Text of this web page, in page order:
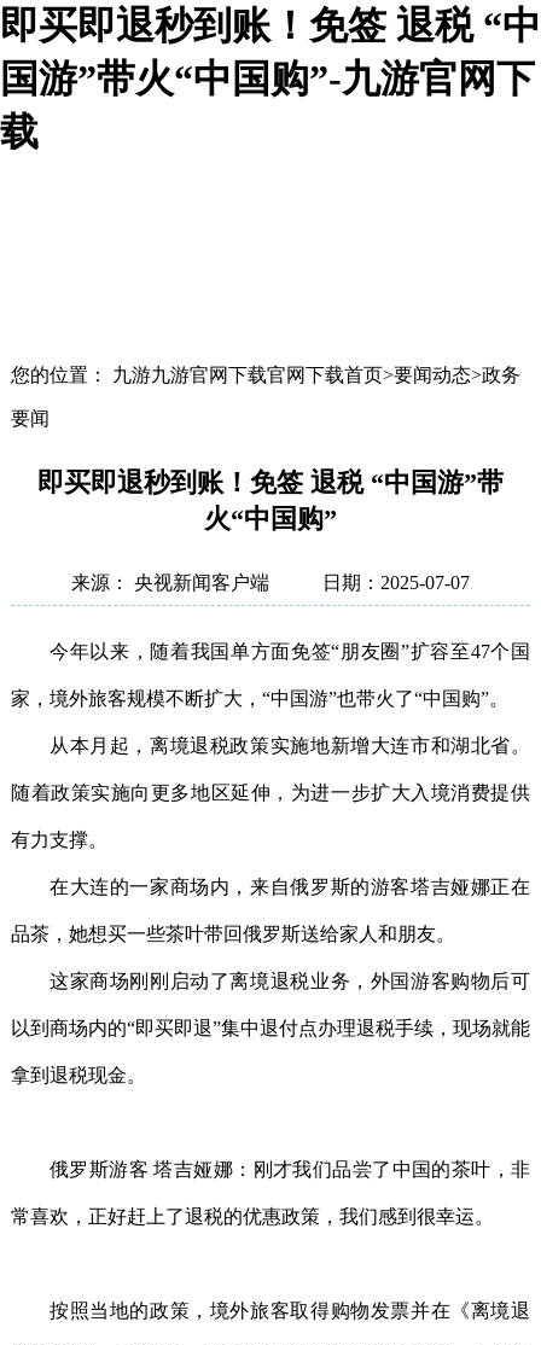
即买即退秒到账！免签 退税 “中
国游”带火“中国购”-九游官网下
载
您的位置： 九游九游官网下载官网下载首页>要闻动态>政务
要闻
即买即退秒到账！免签 退税 “中国游”带
火“中国购”
来源： 央视新闻客户端 日期：2025-07-07
今年以来，随着我国单方面免签“朋友圈”扩容至47个国
家，境外旅客规模不断扩大，“中国游”也带火了“中国购”。
从本月起，离境退税政策实施地新增大连市和湖北省。
随着政策实施向更多地区延伸，为进一步扩大入境消费提供
有力支撑。
在大连的一家商场内，来自俄罗斯的游客塔吉娅娜正在
品茶，她想买一些茶叶带回俄罗斯送给家人和朋友。
这家商场刚刚启动了离境退税业务，外国游客购物后可
以到商场内的“即买即退”集中退付点办理退税手续，现场就能
拿到退税现金。
俄罗斯游客 塔吉娅娜：刚才我们品尝了中国的茶叶，非
常喜欢，正好赶上了退税的优惠政策，我们感到很幸运。
按照当地的政策，境外旅客取得购物发票并在《离境退